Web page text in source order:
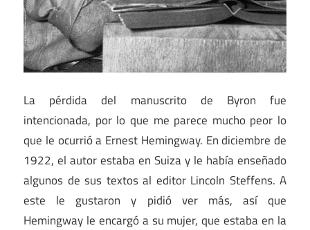
La pérdida del manuscrito de Byron fue
intencionada, por lo que me parece mucho peor lo
que le ocurrió a Ernest Hemingway. En diciembre de
1922, el autor estaba en Suiza y le había enseñado
algunos de sus textos al editor Lincoln Steffens. A
este le gustaron y pidió ver más, así que
Hemingway le encargó a su mujer, que estaba en la